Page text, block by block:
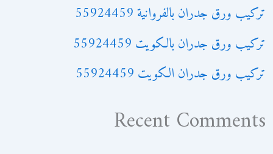
تركيب ورق جدران بالفروانية 55924459
تركيب ورق جدران بالكويت 55924459
تركيب ورق جدران الكويت 55924459
Recent Comments